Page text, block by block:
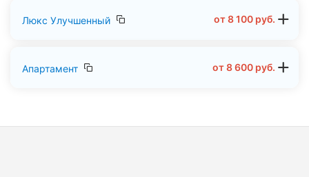
Люкс Улучшенный от8 100 руб.
Апартамент от8 600 руб.